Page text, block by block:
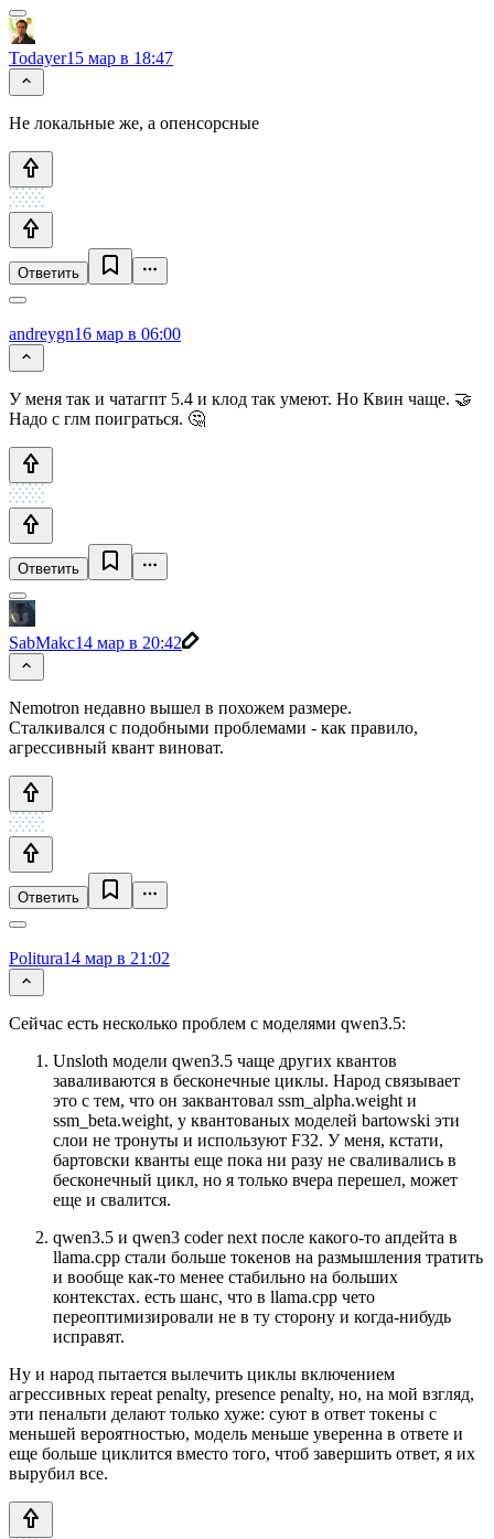
Todayer15 мар в 18:47
Не локальные же, а опенсорсные
Ответить
andreygn16 мар в 06:00
У меня так и чатагпт 5.4 и клод так умеют. Но Квин чаще. 🤝
Надо с глм поиграться. 🤔
Ответить
SabMakc14 мар в 20:42
Nemotron недавно вышел в похожем размере.
Сталкивался с подобными проблемами - как правило,
агрессивный квант виноват.
Ответить
Politura14 мар в 21:02
Сейчас есть несколько проблем с моделями qwen3.5:
Unsloth модели qwen3.5 чаще других квантов
заваливаются в бесконечные циклы. Народ связывает
это с тем, что он заквантовал ssm_alpha.weight и
ssm_beta.weight, у квантованых моделей bartowski эти
слои не тронуты и используют F32. У меня, кстати,
бартовски кванты еще пока ни разу не сваливались в
бесконечный цикл, но я только вчера перешел, может
еще и свалится.
qwen3.5 и qwen3 coder next после какого-то апдейта в
llama.cpp стали больше токенов на размышления тратить
и вообще как-то менее стабильно на больших
контекстах. есть шанс, что в llama.cpp чето
переоптимизировали не в ту сторону и когда-нибудь
исправят.
Ну и народ пытается вылечить циклы включением
агрессивных repeat penalty, presence penalty, но, на мой взгляд,
эти пенальти делают только хуже: суют в ответ токены с
меньшей вероятностью, модель меньше уверенна в ответе и
еще больше циклится вместо того, чтоб завершить ответ, я их
вырубил все.